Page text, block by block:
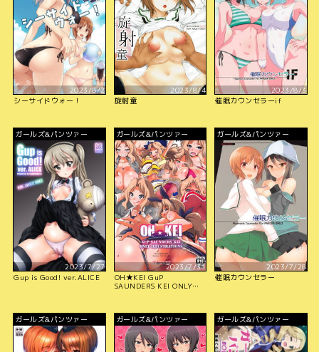
2023/8/2
シーサイドウォー！
2023/8/4
旋射童
2023/8/3
催眠カウンセラーif
ガールズ&パンツァー
2023/7/27
Gup is Good! ver.ALICE
ガールズ&パンツァー
2023/7/31
OH★KEI GuP
SAUNDERS KEI ONLY
ガールズ&パンツァー
2023/7/28
催眠カウンセラー
ガールズ&パンツァー ガールズ&パンツァー ガールズ&パンツァー